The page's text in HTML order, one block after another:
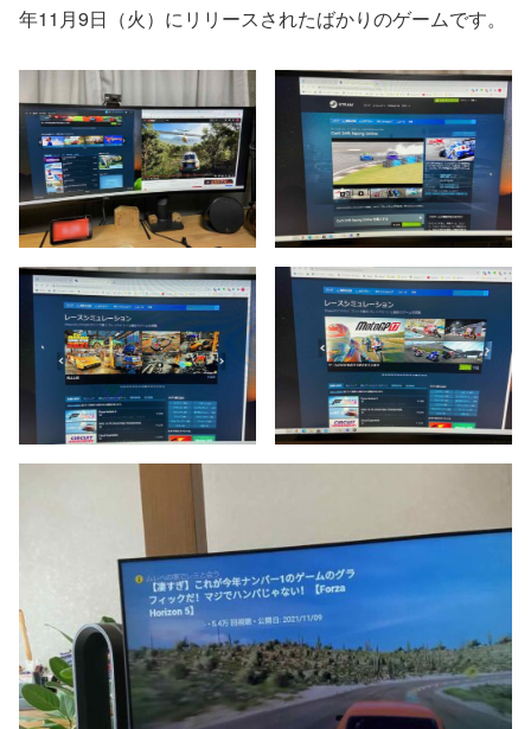
年11月9日（火）にリリースされたばかりのゲームです。